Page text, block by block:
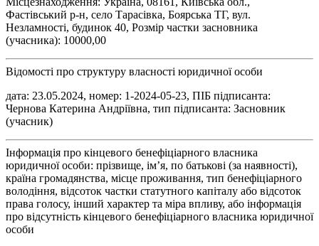
Фастівський р-н, село Тарасівка, Боярська ТГ, вул.
Незламності, будинок 40, Розмір частки засновника
(учасника): 10000,00
Відомості про структуру власності юридичної особи
дата: 23.05.2024, номер: 1-2024-05-23, ПІБ підписанта:
Чернова Катерина Андріївна, тип підписанта: Засновник
(учасник)
Інформація про кінцевого бенефіціарного власника
юридичної особи: прізвище, ім’я, по батькові (за наявності),
країна громадянства, місце проживання, тип бенефіціарного
володіння, відсоток частки статутного капіталу або відсоток
права голосу, інший характер та міра впливу, або інформація
про відсутність кінцевого бенефіціарного власника юридичної
особи